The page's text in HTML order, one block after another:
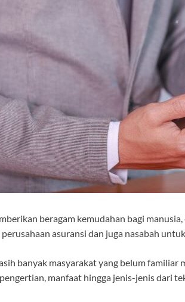
beragam kemudahan bagi
asuransi dan juga nasabah
banyak masyarakat yang belum
manfaat hingga jenis-jenis dari